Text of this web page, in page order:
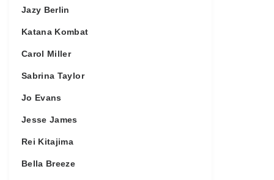
Jazy Berlin
Katana Kombat
Carol Miller
Sabrina Taylor
Jo Evans
Jesse James
Rei Kitajima
Bella Breeze